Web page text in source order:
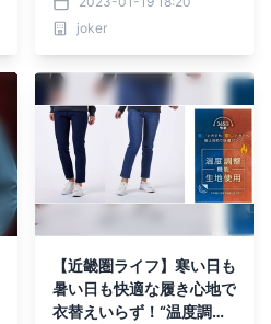
joker
【近畿圏ライフ】寒い日も
暑い日も快適な履き心地で
衣替えいらず！“温度調整